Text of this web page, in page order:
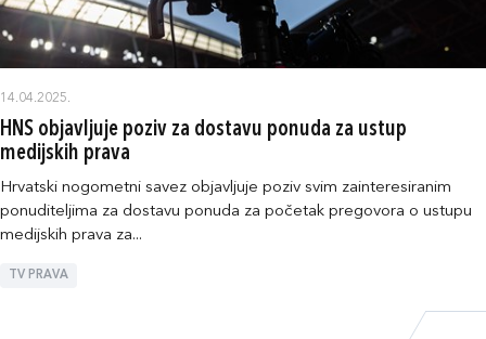
14.04.2025.
HNS objavljuje poziv za dostavu ponuda za ustup
medijskih prava
Hrvatski nogometni savez objavljuje poziv svim zainteresiranim
ponuditeljima za dostavu ponuda za početak pregovora o ustupu
medijskih prava za...
TV PRAVA